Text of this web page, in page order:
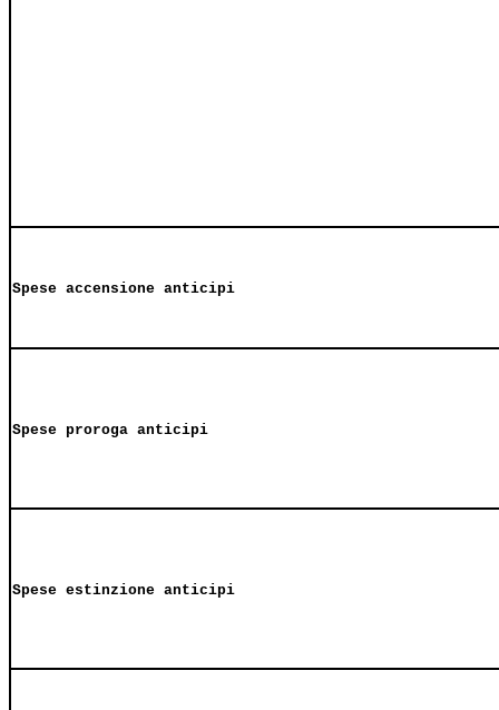
Spese accensione anticipi
Spese proroga anticipi
Spese estinzione anticipi